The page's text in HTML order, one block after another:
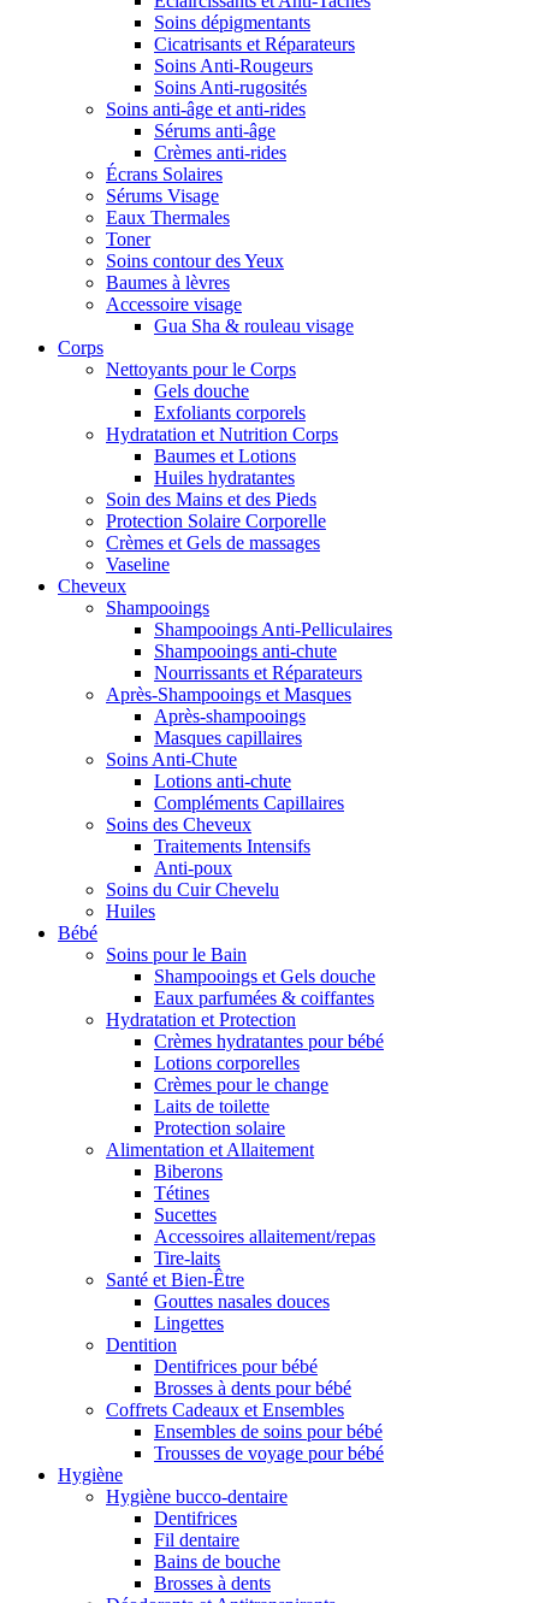
Soins dépigmentants
Cicatrisants et Réparateurs
Soins Anti-Rougeurs
Soins Anti-rugosités
Soins anti-âge et anti-rides
Sérums anti-âge
Crèmes anti-rides
Écrans Solaires
Sérums Visage
Eaux Thermales
Toner
Soins contour des Yeux
Baumes à lèvres
Accessoire visage
Gua Sha & rouleau visage
Corps
Nettoyants pour le Corps
Gels douche
Exfoliants corporels
Hydratation et Nutrition Corps
Baumes et Lotions
Huiles hydratantes
Soin des Mains et des Pieds
Protection Solaire Corporelle
Crèmes et Gels de massages
Vaseline
Cheveux
Shampooings
Shampooings Anti-Pelliculaires
Shampooings anti-chute
Nourrissants et Réparateurs
Après-Shampooings et Masques
Après-shampooings
Masques capillaires
Soins Anti-Chute
Lotions anti-chute
Compléments Capillaires
Soins des Cheveux
Traitements Intensifs
Anti-poux
Soins du Cuir Chevelu
Huiles
Bébé
Soins pour le Bain
Shampooings et Gels douche
Eaux parfumées & coiffantes
Hydratation et Protection
Crèmes hydratantes pour bébé
Lotions corporelles
Crèmes pour le change
Laits de toilette
Protection solaire
Alimentation et Allaitement
Biberons
Tétines
Sucettes
Accessoires allaitement/repas
Tire-laits
Santé et Bien-Être
Gouttes nasales douces
Lingettes
Dentition
Dentifrices pour bébé
Brosses à dents pour bébé
Coffrets Cadeaux et Ensembles
Ensembles de soins pour bébé
Trousses de voyage pour bébé
Hygiène
Hygiène bucco-dentaire
Dentifrices
Fil dentaire
Bains de bouche
Brosses à dents